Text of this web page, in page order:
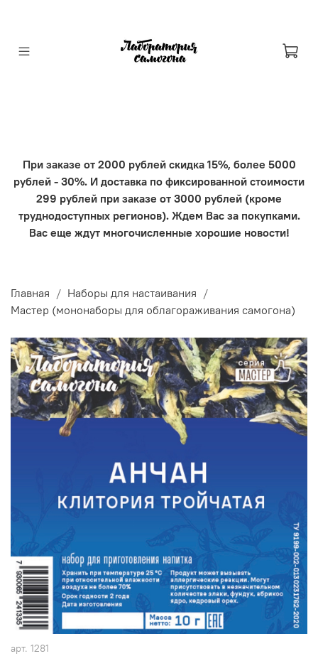
При заказе от 2000 рублей скидка 15%, более 5000
рублей - 30%. И доставка по фиксированной стоимости
299 рублей при заказе от 3000 рублей (кроме
труднодоступных регионов). Ждем Вас за покупками.
Вас еще ждут многочисленные хорошие новости!
Главная
Наборы для настаивания
Мастер (мононаборы для облагораживания самогона)
арт. 1281